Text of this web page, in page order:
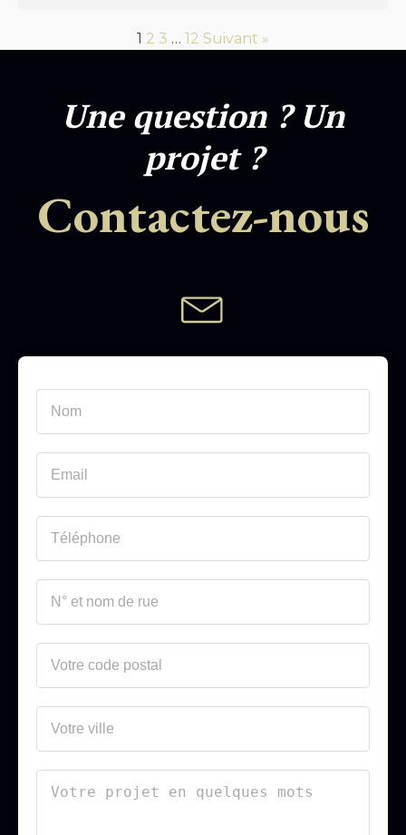
1 2 3 … 12 Suivant »
Une question ? Un
projet ?
Contactez-nous